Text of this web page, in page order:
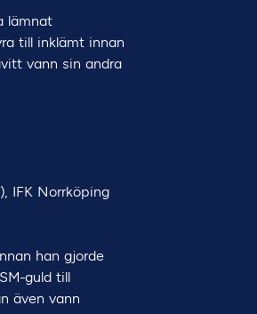
lämnat
till inklämt innan
vann sin andra
IFK Norrköping
han gjorde
guld till
även vann